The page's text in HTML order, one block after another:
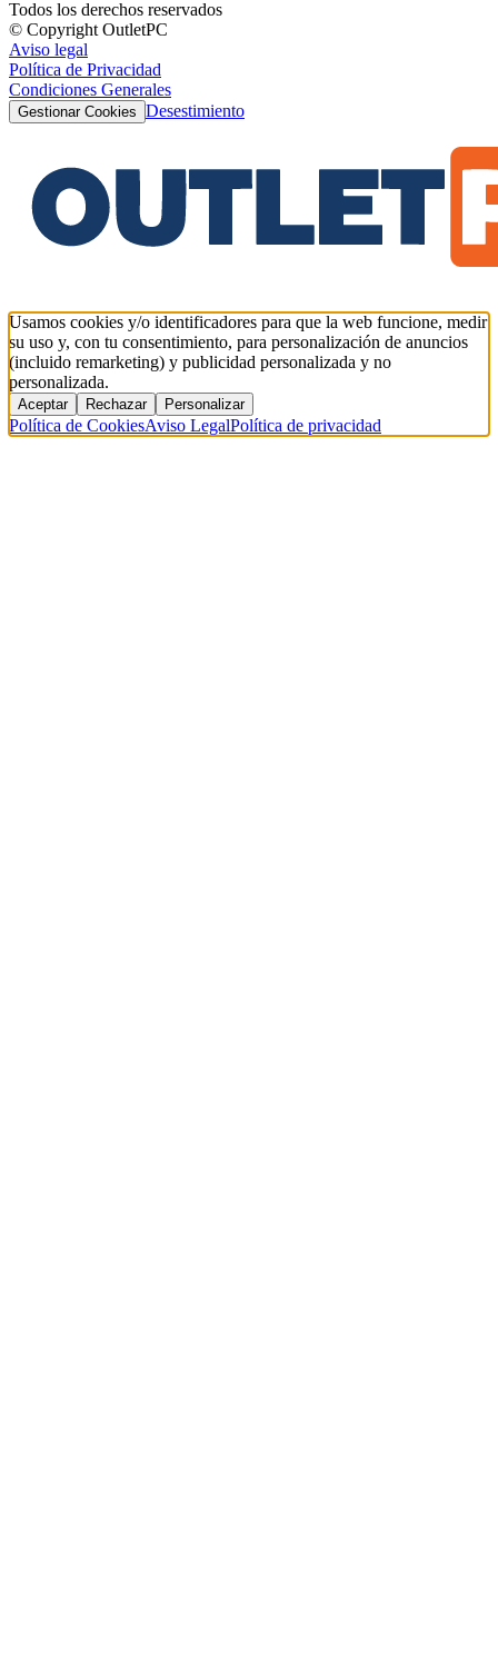
Todos los derechos reservados
© Copyright OutletPC
Aviso legal
Política de Privacidad
Condiciones Generales
Gestionar Cookies Desestimiento
Usamos cookies y/o identificadores para que la web funcione, medir
su uso y, con tu consentimiento, para personalización de anuncios
(incluido remarketing) y publicidad personalizada y no
personalizada.
Aceptar Rechazar Personalizar
Política de CookiesAviso LegalPolítica de privacidad